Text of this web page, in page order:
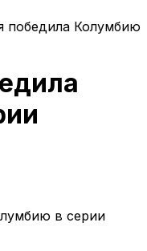
победила Колумбию